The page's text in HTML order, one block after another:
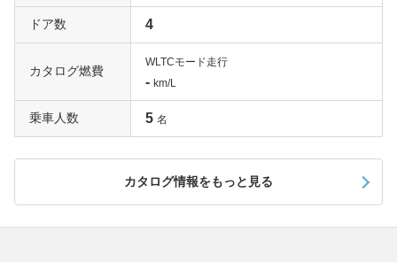
ドア数 4
カタログ燃費
WLTCモード走行
- km/L
乗車人数 5 名
カタログ情報をもっと見る